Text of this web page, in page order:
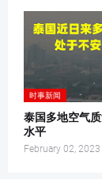
时事新闻
泰国多地空气
水平
February 02, 2023